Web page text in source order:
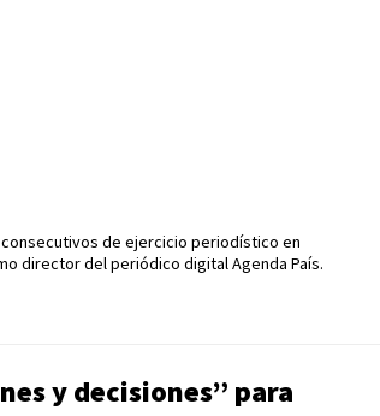
de ejercicio periodístico en
director del periódico digital Agenda País.
y decisiones” para